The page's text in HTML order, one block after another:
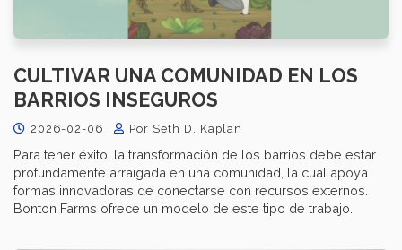
CULTIVAR UNA COMUNIDAD EN LOS
BARRIOS INSEGUROS
2026-02-06 Por Seth D. Kaplan
Para tener éxito, la transformación de los barrios debe estar
profundamente arraigada en una comunidad, la cual apoya
formas innovadoras de conectarse con recursos externos.
Bonton Farms ofrece un modelo de este tipo de trabajo.